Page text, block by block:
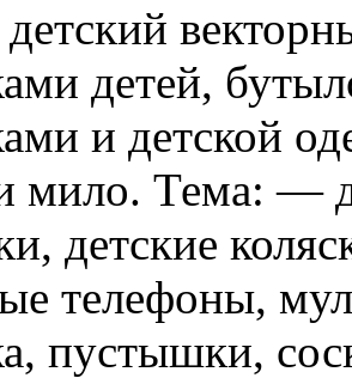
детей,
и детской
мило. Тема: —
детские
телефоны,
пустышки,